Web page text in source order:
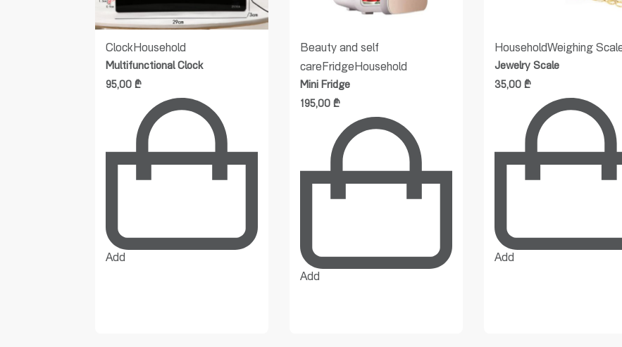
ClockHousehold
Multifunctional Clock
95,00 ₾
Add
Beauty and self
careFridgeHousehold
Mini Fridge
195,00₾
Add
HouseholdWeighing
Jewelry Scale
35,00₾
Add